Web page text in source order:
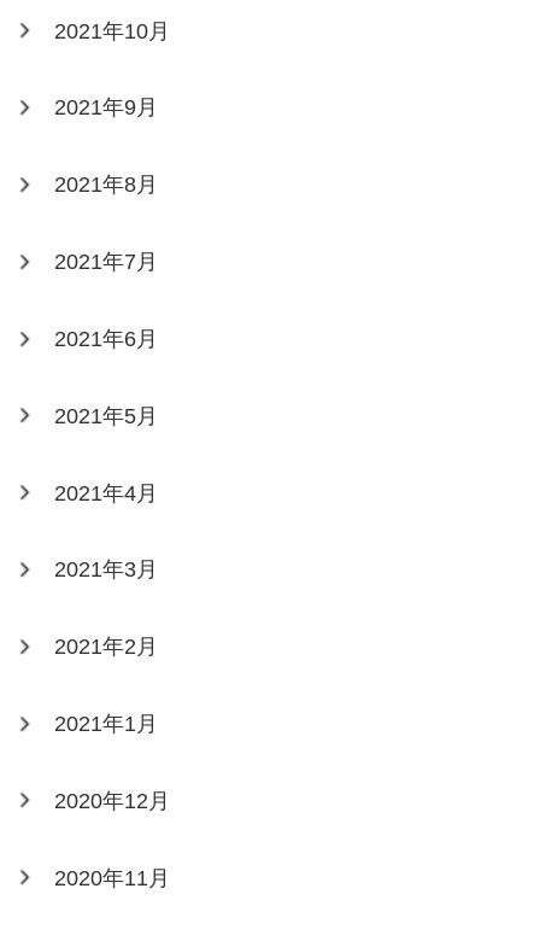
2021年10月
2021年9月
2021年8月
2021年7月
2021年6月
2021年5月
2021年4月
2021年3月
2021年2月
2021年1月
2020年12月
2020年11月